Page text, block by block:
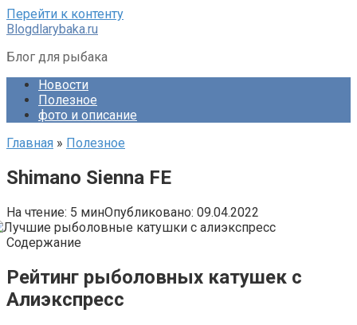
Перейти к контенту
Blogdlarybaka.ru
Блог для рыбака
Новости
Полезное
фото и описание
Главная » Полезное
Shimano Sienna FE
На чтение: 5 минОпубликовано: 09.04.2022
Содержание
Рейтинг рыболовных катушек с
Алиэкспресс